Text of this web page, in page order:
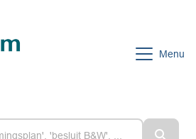
Menu